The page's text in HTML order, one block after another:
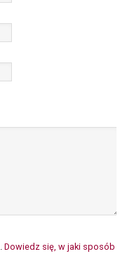
Dowiedz się, w jaki sposób